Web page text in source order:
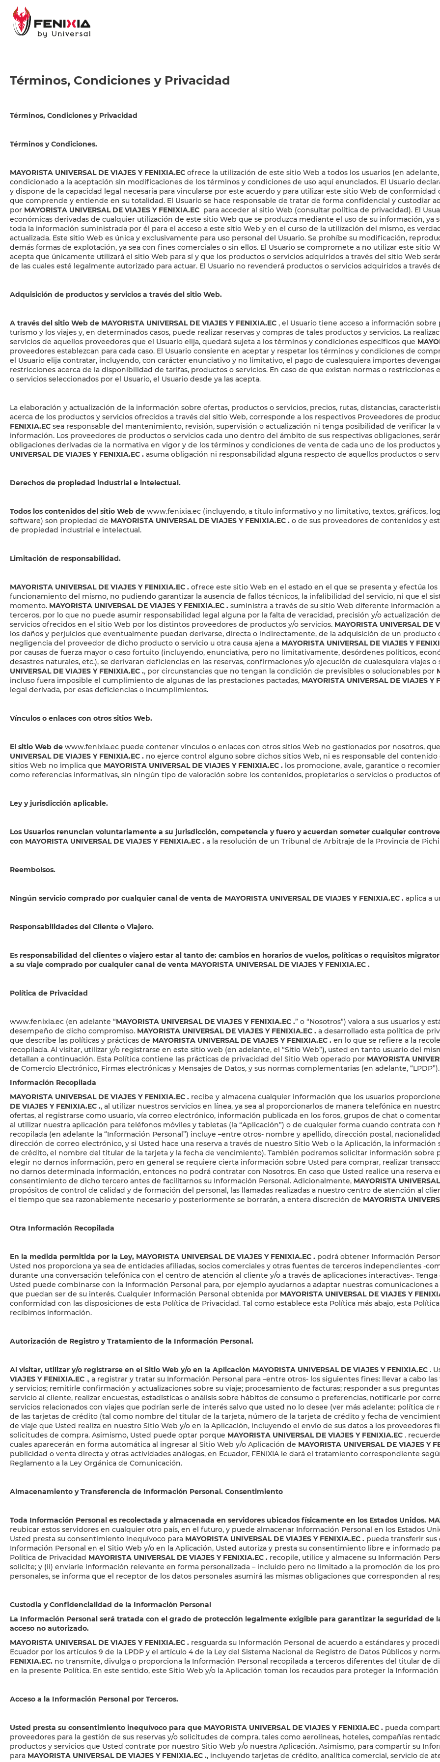
Términos, Condiciones y Privacidad
Términos, Condiciones y Privacidad
Términos y Condiciones.
MAYORISTA UNIVERSAL DE VIAJES Y FENIXIA.EC ofrece la utilización de este sitio Web a todos los usuarios (en adelante,
condicionado a la aceptación sin modificaciones de los términos y condiciones de uso aquí enunciados. El Usuario
y dispone de la capacidad legal necesaria para vincularse por este acuerdo y para utilizar este sitio Web de
que comprende y entiende en su totalidad. El Usuario se hace responsable de tratar de forma confidencial y custodiar
por MAYORISTA UNIVERSAL DE VIAJES Y FENIXIA.EC para acceder al sitio Web (consultar política de privacidad). El
económicas derivadas de cualquier utilización de este sitio Web que se produzca mediante el uso de su información, ya
toda la información suministrada por él para el acceso a este sitio Web y en el curso de la utilización del mismo, es
actualizada. Este sitio Web es única y exclusivamente para uso personal del Usuario. Se prohíbe su modificación,
demás formas de explotación, ya sea con fines comerciales o sin ellos. El Usuario se compromete a no utilizar este sitio
acepta que únicamente utilizará el sitio Web para sí y que los productos o servicios adquiridos a través del sitio Web
de las cuales esté legalmente autorizado para actuar. El Usuario no revenderá productos o servicios adquiridos a través
Adquisición de productos y servicios a través del sitio Web.
A través del sitio Web de MAYORISTA UNIVERSAL DE VIAJES Y FENIXIA.EC , el Usuario tiene acceso a información
turismo y los viajes y, en determinados casos, puede realizar reservas y compras de tales productos y servicios. La
servicios de aquellos proveedores que el Usuario elija, quedará sujeta a los términos y condiciones específicos que
proveedores establezcan para cada caso. El Usuario consiente en aceptar y respetar los términos y condiciones de
el Usuario elija contratar, incluyendo, con carácter enunciativo y no limitativo, el pago de cualesquiera importes
restricciones acerca de la disponibilidad de tarifas, productos o servicios. En caso de que existan normas o
o servicios seleccionados por el Usuario, el Usuario desde ya las acepta.
La elaboración y actualización de la información sobre ofertas, productos o servicios, precios, rutas, distancias,
acerca de los productos y servicios ofrecidos a través del sitio Web, corresponde a los respectivos Proveedores de
FENIXIA.EC sea responsable del mantenimiento, revisión, supervisión o actualización ni tenga posibilidad de verificar la
información. Los proveedores de productos o servicios cada uno dentro del ámbito de sus respectivas obligaciones,
obligaciones derivadas de la normativa en vigor y de los términos y condiciones de venta de cada uno de los productos
UNIVERSAL DE VIAJES Y FENIXIA.EC . asuma obligación ni responsabilidad alguna respecto de aquellos productos o
Derechos de propiedad industrial e intelectual.
Todos los contenidos del sitio Web de www.fenixia.ec (incluyendo, a título informativo y no limitativo, textos, gráficos,
software) son propiedad de MAYORISTA UNIVERSAL DE VIAJES Y FENIXIA.EC . o de sus proveedores de contenidos y
de propiedad industrial e intelectual.
Limitación de responsabilidad.
MAYORISTA UNIVERSAL DE VIAJES Y FENIXIA.EC . ofrece este sitio Web en el estado en el que se presenta y efectúa
funcionamiento del mismo, no pudiendo garantizar la ausencia de fallos técnicos, la infalibilidad del servicio, ni que el
momento. MAYORISTA UNIVERSAL DE VIAJES Y FENIXIA.EC . suministra a través de su sitio Web diferente información
terceros, por lo que no puede asumir responsabilidad legal alguna por la falta de veracidad, precisión y/o actualización
servicios ofrecidos en el sitio Web por los distintos proveedores de productos y/o servicios. MAYORISTA UNIVERSAL DE
los daños y perjuicios que eventualmente puedan derivarse, directa o indirectamente, de la adquisición de un
negligencia del proveedor de dicho producto o servicio u otra causa ajena a MAYORISTA UNIVERSAL DE VIAJES Y
por causas de fuerza mayor o caso fortuito (incluyendo, enunciativa, pero no limitativamente, desórdenes políticos,
desastres naturales, etc.), se derivaran deficiencias en las reservas, confirmaciones y/o ejecución de cualesquiera viajes
UNIVERSAL DE VIAJES Y FENIXIA.EC ., por circunstancias que no tengan la condición de previsibles o solucionables por
incluso fuera imposible el cumplimiento de algunas de las prestaciones pactadas, MAYORISTA UNIVERSAL DE VIAJES Y
legal derivada, por esas deficiencias o incumplimientos.
Vínculos o enlaces con otros sitios Web.
El sitio Web de www.fenixia.ec puede contener vínculos o enlaces con otros sitios Web no gestionados por nosotros,
UNIVERSAL DE VIAJES Y FENIXIA.EC . no ejerce control alguno sobre dichos sitios Web, ni es responsable del
sitios Web no implica que MAYORISTA UNIVERSAL DE VIAJES Y FENIXIA.EC . los promocione, avale, garantice o
como referencias informativas, sin ningún tipo de valoración sobre los contenidos, propietarios o servicios o productos
Ley y jurisdicción aplicable.
Los Usuarios renuncian voluntariamente a su jurisdicción, competencia y fuero y acuerdan someter cualquier
con MAYORISTA UNIVERSAL DE VIAJES Y FENIXIA.EC . a la resolución de un Tribunal de Arbitraje de la Provincia de
Reembolsos.
Ningún servicio comprado por cualquier canal de venta de MAYORISTA UNIVERSAL DE VIAJES Y FENIXIA.EC . aplica a
Responsabilidades del Cliente o Viajero.
Es responsabilidad del clientes o viajero estar al tanto de: cambios en horarios de vuelos, políticas o requisitos
a su viaje comprado por cualquier canal de venta MAYORISTA UNIVERSAL DE VIAJES Y FENIXIA.EC .
Política de Privacidad
www.fenixia.ec (en adelante “MAYORISTA UNIVERSAL DE VIAJES Y FENIXIA.EC .” o “Nosotros”) valora a sus usuarios y
desempeño de dicho compromiso. MAYORISTA UNIVERSAL DE VIAJES Y FENIXIA.EC . a desarrollado esta política de
que describe las políticas y prácticas de MAYORISTA UNIVERSAL DE VIAJES Y FENIXIA.EC . en lo que se refiere a la
recopilada. Al visitar, utilizar y/o registrarse en este sitio web (en adelante, el “Sitio Web”), usted en tanto usuario del
detallan a continuación. Esta Política contiene las prácticas de privacidad del Sitio Web operado por MAYORISTA
de Comercio Electrónico, Firmas electrónicas y Mensajes de Datos, y sus normas complementarias (en adelante, “LPDP”).
Información Recopilada
MAYORISTA UNIVERSAL DE VIAJES Y FENIXIA.EC . recibe y almacena cualquier información que los usuarios
DE VIAJES Y FENIXIA.EC ., al utilizar nuestros servicios en línea, ya sea al proporcionarlos de manera telefónica en
ofertas, al registrarse como usuario, vía correo electrónico, información publicada en los foros, grupos de chat o
al utilizar nuestra aplicación para teléfonos móviles y tabletas (la “Aplicación”) o de cualquier forma cuando contrata
recopilada (en adelante la “Información Personal”) incluye –entre otros- nombre y apellido, dirección postal,
dirección de correo electrónico, y si Usted hace una reserva a través de nuestro Sitio Web o la Aplicación, la
de crédito, el nombre del titular de la tarjeta y la fecha de vencimiento). También podremos solicitar información
elegir no darnos información, pero en general se requiere cierta información sobre Usted para comprar, realizar
no darnos determinada información, entonces no podrá contratar con Nosotros. En caso que Usted realice una
consentimiento de dicho tercero antes de facilitarnos su Información Personal. Adicionalmente, MAYORISTA
propósitos de control de calidad y de formación del personal, las llamadas realizadas a nuestro centro de atención al
el tiempo que sea razonablemente necesario y posteriormente se borrarán, a entera discreción de MAYORISTA
Otra Información Recopilada
En la medida permitida por la Ley, MAYORISTA UNIVERSAL DE VIAJES Y FENIXIA.EC . podrá obtener Información
Usted nos proporciona ya sea de entidades afiliadas, socios comerciales y otras fuentes de terceros independientes -
durante una conversación telefónica con el centro de atención al cliente y/o a través de aplicaciones interactivas-.
Usted puede combinarse con la Información Personal para, por ejemplo ayudarnos a adaptar nuestras comunicaciones
que puedan ser de su interés. Cualquier Información Personal obtenida por MAYORISTA UNIVERSAL DE VIAJES Y
conformidad con las disposiciones de esta Política de Privacidad. Tal como establece esta Política más abajo, esta
recibimos información.
Autorización de Registro y Tratamiento de la Información Personal.
Al visitar, utilizar y/o registrarse en el Sitio Web y/o en la Aplicación MAYORISTA UNIVERSAL DE VIAJES Y FENIXIA.EC .
VIAJES Y FENIXIA.EC ., a registrar y tratar su Información Personal para –entre otros- los siguientes fines: llevar a cabo
y servicios; remitirle confirmación y actualizaciones sobre su viaje; procesamiento de facturas; responder a sus
servicio al cliente, realizar encuestas, estadísticas o análisis sobre hábitos de consumo o preferencias, notificarle por
servicios relacionados con viajes que podrían serle de interés salvo que usted no lo desee (ver más adelante: política de
de las tarjetas de crédito (tal como nombre del titular de la tarjeta, número de la tarjeta de crédito y fecha de
de viaje que Usted realiza en nuestro Sitio Web y/o en la Aplicación, incluyendo el envío de sus datos a los proveedores
solicitudes de compra. Asimismo, Usted puede optar porque MAYORISTA UNIVERSAL DE VIAJES Y FENIXIA.EC .
cuales aparecerán en forma automática al ingresar al Sitio Web y/o Aplicación de MAYORISTA UNIVERSAL DE VIAJES Y
publicidad o venta directa y otras actividades análogas, en Ecuador, FENIXIA le dará el tratamiento correspondiente
Reglamento a la Ley Orgánica de Comunicación.
Almacenamiento y Transferencia de Información Personal. Consentimiento
Toda Información Personal es recolectada y almacenada en servidores ubicados físicamente en los Estados Unidos.
reubicar estos servidores en cualquier otro país, en el futuro, y puede almacenar Información Personal en los Estados
Usted presta su consentimiento inequívoco para MAYORISTA UNIVERSAL DE VIAJES Y FENIXIA.EC . pueda transferir
Información Personal en el Sitio Web y/o en la Aplicación, Usted autoriza y presta su consentimiento libre e informado
Política de Privacidad MAYORISTA UNIVERSAL DE VIAJES Y FENIXIA.EC . recopile, utilice y almacene su Información
solicite; y (ii) enviarle información relevante en forma personalizada – incluido pero no limitado a la promoción de los
personales, se informa que el receptor de los datos personales asumirá las mismas obligaciones que corresponden al
Custodia y Confidencialidad de la Información Personal
La Información Personal será tratada con el grado de protección legalmente exigible para garantizar la seguridad
acceso no autorizado.
MAYORISTA UNIVERSAL DE VIAJES Y FENIXIA.EC . resguarda su Información Personal de acuerdo a estándares y
Ecuador por los artículos 9 de la LPDP y el artículo 4 de la Ley del Sistema Nacional de Registro de Datos Públicos y
FENIXIA.EC. no transmite, divulga o proporciona la Información Personal recopilada a terceros diferentes del titular de
en la presente Política. En este sentido, este Sitio Web y/o la Aplicación toman los recaudos para proteger la Información
Acceso a la Información Personal por Terceros.
Usted presta su consentimiento inequívoco para que MAYORISTA UNIVERSAL DE VIAJES Y FENIXIA.EC . pueda
proveedores para la gestión de sus reservas y/o solicitudes de compra, tales como aerolíneas, hoteles, compañías
productos y servicios que Usted contrate por nuestro Sitio Web y/o nuestra Aplicación. Asimismo, para compartir su
para MAYORISTA UNIVERSAL DE VIAJES Y FENIXIA.EC ., incluyendo tarjetas de crédito, analítica comercial, servicio de